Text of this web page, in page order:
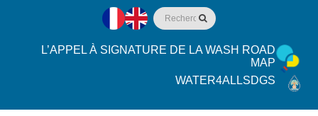
L’APPEL À SIGNATURE DE LA WASH ROAD
MAP
WATER4ALLSDGS